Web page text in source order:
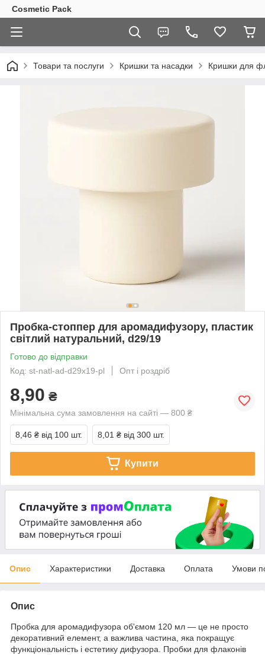
Cosmetic Pack
Товари та послуги Кришки та насадки Кришки для
Пробка-стоппер для аромадифузору, пластик
світлий натуральний, d29/19
Готово до відправки
Код: st-natl-ad-d29x19-pl
Опт і роздріб
8,90 ₴
Мінімальна сума замовлення на сайті — 800 ₴
8,46 ₴ від 100 шт. 8,01 ₴ від 300 шт.
Купити
Опис Характеристики Доставка Оплата Умови
Опис
Пробка для аромадифузора об'ємом 120 мл — це не просто
декоративний елемент, а важлива частина, яка покращує
функціональність і естетику дифузора. Пробки для флаконів